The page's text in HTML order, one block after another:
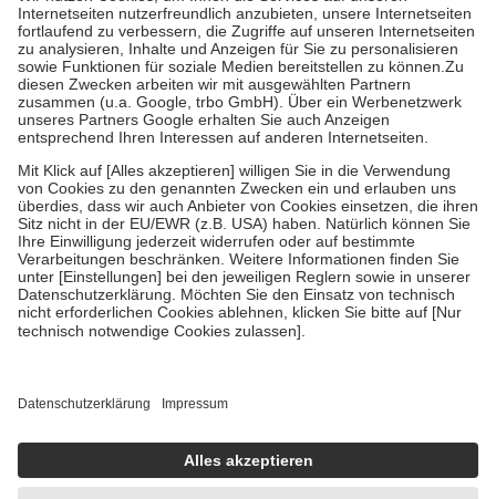
Kosten der Leistung zu entrichten.
Diese Regeln gelten grundsätzlich auch für Online-Apotheken.
Bei Heilmitteln und häuslicher Krankenpflege beträgt die
Zuzahlung zehn Prozent der Kosten sowie zehn Euro je
Verordnung.
Um das Engagement der Versicherten für ihre eigene Gesundheit zu
stärken und die besondere Stellung der Familie zu unterstützen,
fallenkeine Zuzahlungenan bei:
• Kindern und Jugendlichen bis zum vollendeten 18. Lebensjahr
mit Ausnahme der Fahrkosten
• Untersuchungen zur Vorsorge und Früherkennung, die von der
GKV getragen werden
• empfohlenen Schutzimpfungen
• Harn- und Blutteststreifen
getroffen, um sicherzustellen, dass es sich um echte Bewertungen
https://help.etrusted.com/hc/de/articles/4419944605341
Einige Bilder und Inhalte wurden unter Zuhilfenahme künstlicher